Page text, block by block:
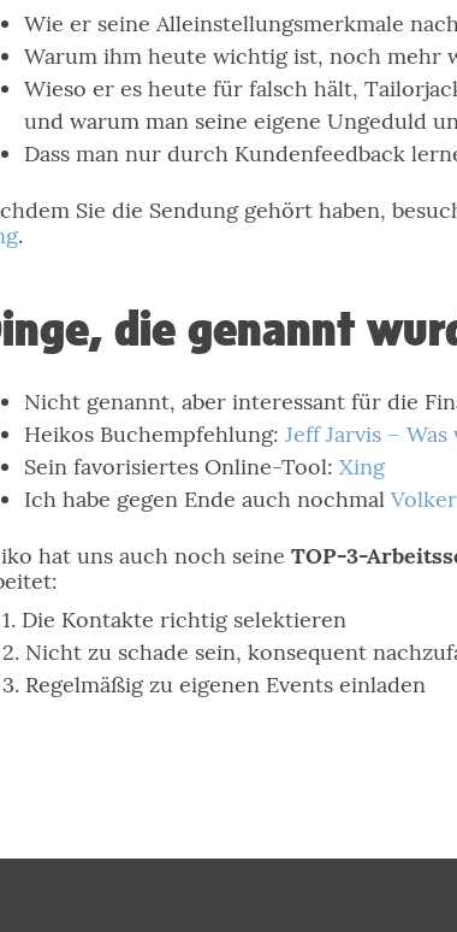
Wie er seine Alleinstellungsmerkmale
Warum ihm heute wichtig ist, noch mehr
Wieso er es heute für falsch hält,
und warum man seine eigene Ungeduld
Dass man nur durch Kundenfeedback
Sie die Sendung gehört haben,
.
die genannt
Nicht genannt, aber interessant für die
Heikos Buchempfehlung: Jeff Jarvis –
Sein favorisiertes Online-Tool: Xing
Ich habe gegen Ende auch nochmal
hat uns auch noch seine TOP-3-
Die Kontakte richtig selektieren
Nicht zu schade sein, konsequent
Regelmäßig zu eigenen Events einladen